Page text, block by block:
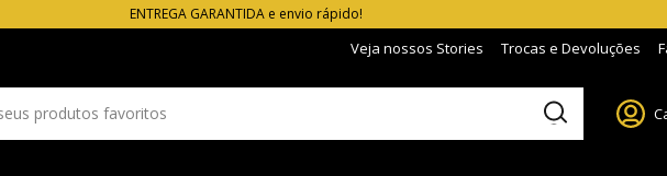
ENTREGA GARANTIDA e envio rápido!
Veja nossos Stories Trocas e Devoluções